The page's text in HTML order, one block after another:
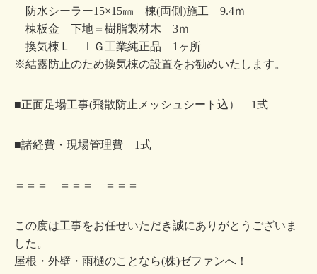
防水シーラー15×15㎜ 棟(両側)施工 9.4ｍ
棟板金 下地＝樹脂製材木 3ｍ
換気棟Ｌ ＩＧ工業純正品 1ヶ所
※結露防止のため換気棟の設置をお勧めいたします。
■正面足場工事(飛散防止メッシュシート込） 1式
■諸経費・現場管理費 1式
＝＝＝ ＝＝＝ ＝＝＝
この度は工事をお任せいただき誠にありがとうございま
した。
屋根・外壁・雨樋のことなら(株)ゼファンへ！